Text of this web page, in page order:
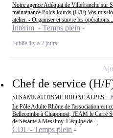
Notre agence Adéquat de Villefranche sur
maintenance Poids lourds (H/F) Vos
atelier. - Organiser et suivre les opérations...
Intérim - Temps plein
Publié il y a 2 jours
Chef de service (H/
SESAME AUTISME RHONE ALPES -
Le Pôle Adulte Rhône de l'association est
Bellecombe à Chaponost, l'EAM le Carré
de Sésame à Messimy. L'équipe de...
CDI - Temps plein